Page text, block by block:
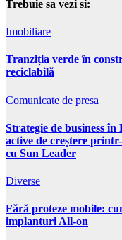
Trebuie sa vezi si:
Imobiliare
Tranziția verde în
reciclabilă
Comunicate de presa
Strategie de business
active de creștere
cu Sun Leader
Diverse
Fără proteze mobile:
implanturi All-on